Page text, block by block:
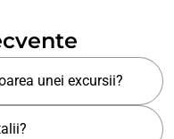
unei excursii?